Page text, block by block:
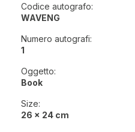
Codice autografo:
WAVENG
Numero autografi:
1
Oggetto:
Book
Size:
26 x 24 cm